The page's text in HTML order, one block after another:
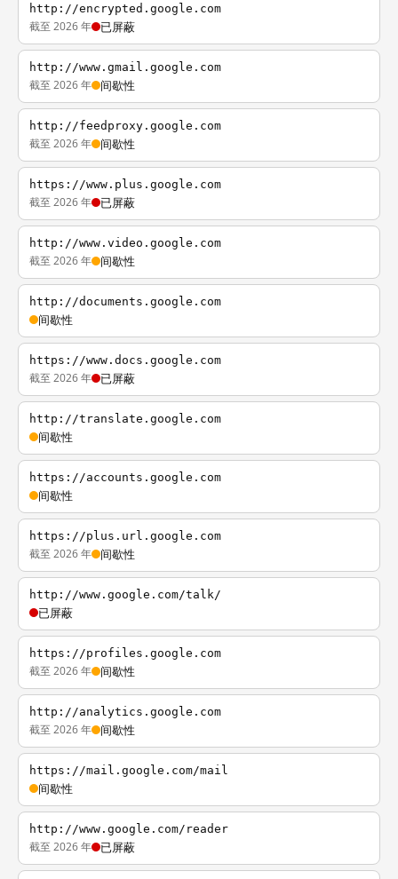
http://encrypted.google.com
截至 2026 年 已屏蔽
http://www.gmail.google.com
截至 2026 年 间歇性
http://feedproxy.google.com
截至 2026 年 间歇性
https://www.plus.google.com
截至 2026 年 已屏蔽
http://www.video.google.com
截至 2026 年 间歇性
http://documents.google.com
间歇性
https://www.docs.google.com
截至 2026 年 已屏蔽
http://translate.google.com
间歇性
https://accounts.google.com
间歇性
https://plus.url.google.com
截至 2026 年 间歇性
http://www.google.com/talk/
已屏蔽
https://profiles.google.com
截至 2026 年 间歇性
http://analytics.google.com
截至 2026 年 间歇性
https://mail.google.com/mail
间歇性
http://www.google.com/reader
截至 2026 年 已屏蔽